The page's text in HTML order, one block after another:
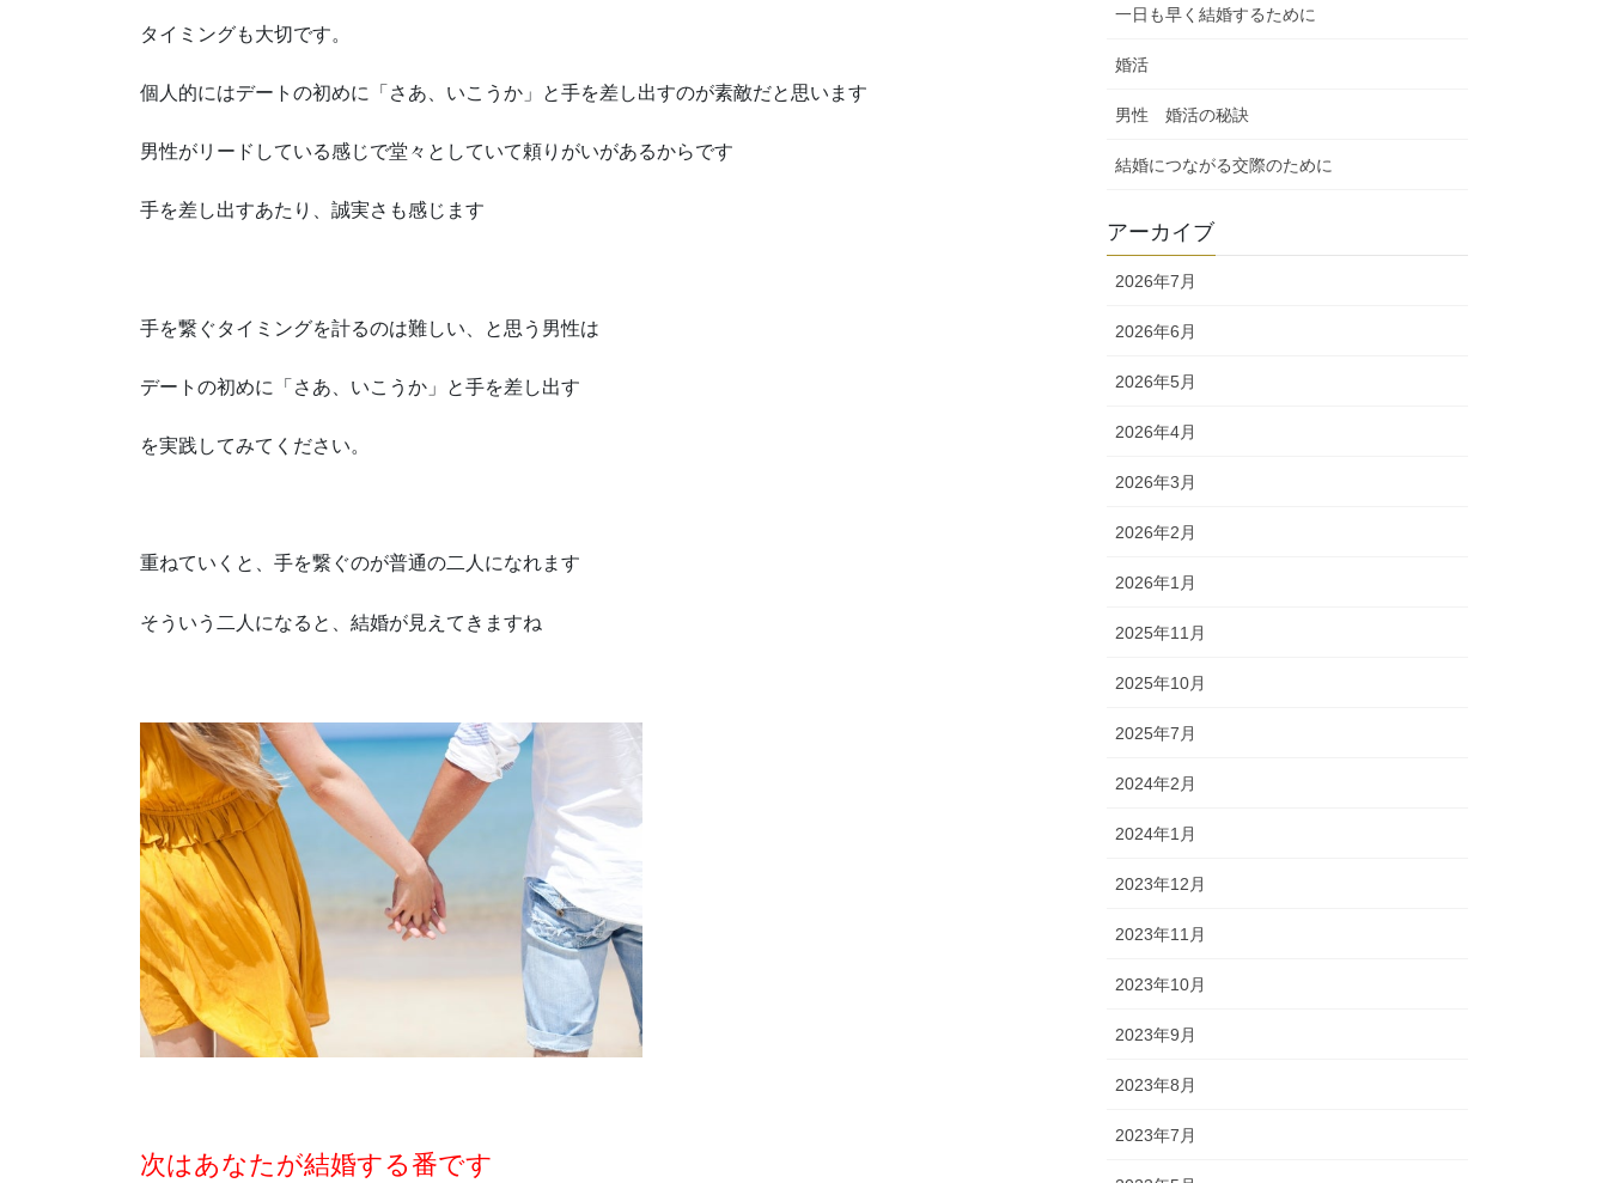
タイミングも大切です。
個人的にはデートの初めに「さあ、いこうか」と手を差し出すのが素敵だと思います
男性がリードしている感じで堂々としていて頼りがいがあるからです
手を差し出すあたり、誠実さも感じます
手を繋ぐタイミングを計るのは難しい、と思う男性は
デートの初めに「さあ、いこうか」と手を差し出す
を実践してみてください。
重ねていくと、手を繋ぐのが普通の二人になれます
そういう二人になると、結婚が見えてきますね
次はあなたが結婚する番です
一日も早く結婚するために
婚活
男性 婚活の秘訣
結婚につながる交際のために
アーカイブ
2026年7月
2026年6月
2026年5月
2026年4月
2026年3月
2026年2月
2026年1月
2025年11月
2025年10月
2025年7月
2024年2月
2024年1月
2023年12月
2023年11月
2023年10月
2023年9月
2023年8月
2023年7月